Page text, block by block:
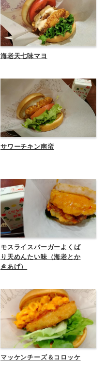
海老天七味マヨ
サワーチキン南蛮
モスライスバーガーよくば
り天めんたい味（海老とか
きあげ）
マッケンチーズ＆コロッケ